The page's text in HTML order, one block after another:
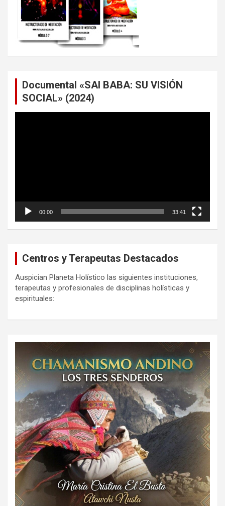
Documental «SAI BABA: SU VISIÓN
SOCIAL» (2024)
00:00 33:41
Centros y Terapeutas Destacados
Auspician Planeta Holístico las siguientes instituciones,
terapeutas y profesionales de disciplinas holísticas y
espirituales: